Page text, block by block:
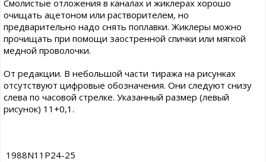
Смолистые отложения в каналах и жиклерах хорошо
очищать ацетоном или растворителем, но
предварительно надо снять поплавки. Жиклеры можно
прочищать при помощи заостренной спички или мягкой
медной проволочки.
От редакции. В небольшой части тиража на рисунках
отсутствуют цифровые обозначения. Они следуют снизу
слева по часовой стрелке. Указанный размер (левый
рисунок) 11+0,1.
1988N11P24-25